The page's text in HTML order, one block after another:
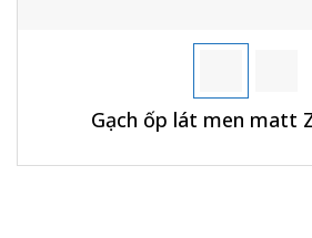
Gạch ốp lát men matt